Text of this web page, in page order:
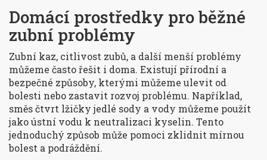
Domácí prostředky pro běžné
zubní problémy
Zubní kaz, citlivost zubů, a další menší problémy
můžeme často řešit i doma. Existují přírodní a
bezpečné způsoby, kterými můžeme ulevit od
bolesti nebo zastavit rozvoj problému. Například,
směs čtvrt lžičky jedlé sody a vody můžeme použít
jako ústní vodu k neutralizaci kyselin. Tento
jednoduchý způsob může pomoci zklidnit mírnou
bolest a podráždění.